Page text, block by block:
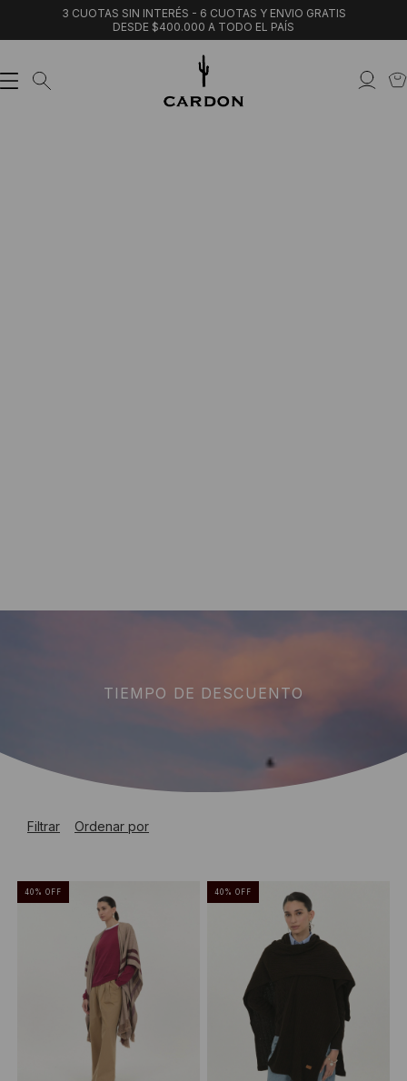
3 CUOTAS SIN INTERÉS - 6 CUOTAS Y ENVIO GRATIS
DESDE $400.000 A TODO EL PAÍS
TIEMPO DE DESCUENTO
Filtrar Ordenar por
40 % OFF 40 % OFF